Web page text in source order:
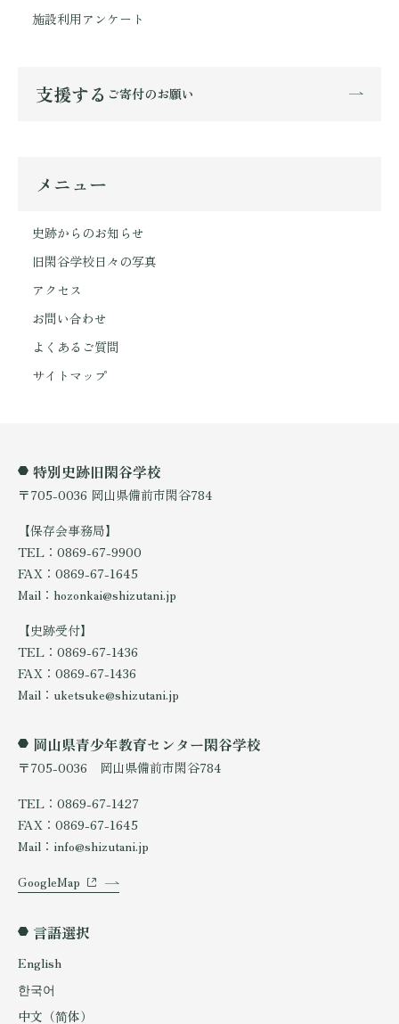
施設利用アンケート
支援する ご寄付のお願い
メニュー
史跡からのお知らせ
旧閑谷学校日々の写真
アクセス
お問い合わせ
よくあるご質問
サイトマップ
特別史跡旧閑谷学校
〒705-0036 岡山県備前市閑谷784
【保存会事務局】
TEL：0869-67-9900
FAX：0869-67-1645
Mail：hozonkai@shizutani.jp
【史跡受付】
TEL：0869-67-1436
FAX：0869-67-1436
Mail：uketsuke@shizutani.jp
岡山県青少年教育センター閑谷学校
〒705-0036 岡山県備前市閑谷784
TEL：0869-67-1427
FAX：0869-67-1645
Mail：info@shizutani.jp
GoogleMap
言語選択
English
한국어
中文（简体）